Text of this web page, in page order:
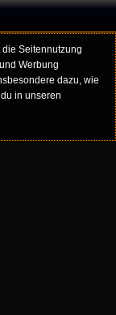
Seitennutzung
Werbung
dazu, wie
in unseren